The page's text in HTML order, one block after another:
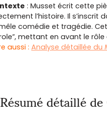
: Musset écrit cette
l’histoire. Il
comédie et tragédie.
mettant en avant le
aussi : Analyse détaillée du
Résumé détaillé